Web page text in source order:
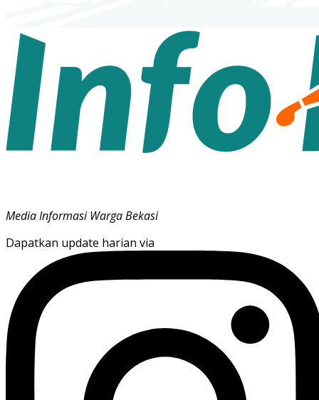
Media Informasi Warga Bekasi
Dapatkan update harian via